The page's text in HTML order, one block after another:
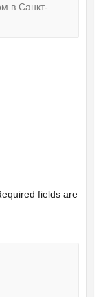
в Санкт-
fields are